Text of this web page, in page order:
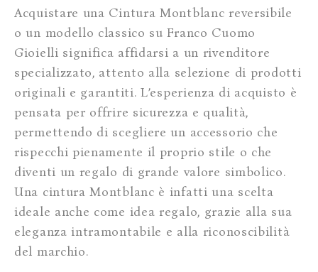
Acquistare una Cintura Montblanc reversibile
o un modello classico su Franco Cuomo
Gioielli significa affidarsi a un rivenditore
specializzato, attento alla selezione di prodotti
originali e garantiti. L’esperienza di acquisto è
pensata per offrire sicurezza e qualità,
permettendo di scegliere un accessorio che
rispecchi pienamente il proprio stile o che
diventi un regalo di grande valore simbolico.
Una cintura Montblanc è infatti una scelta
ideale anche come idea regalo, grazie alla sua
eleganza intramontabile e alla riconoscibilità
del marchio.